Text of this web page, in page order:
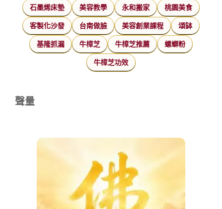
石墨烯床墊 美容教學 永和搬家 桃園美食
客製化沙發 台南做臉 美容創業課程 頌缽
基隆抓漏 牛樟芝 牛樟芝推薦 螺螄粉
牛樟芝功效
聲量